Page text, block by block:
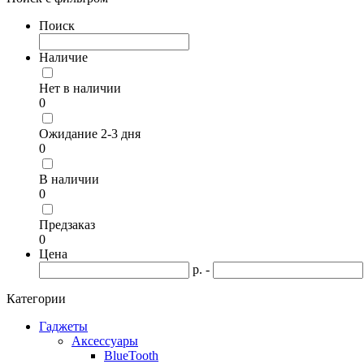
Поиск
Наличие
Нет в наличии
0
Ожидание 2-3 дня
0
В наличии
0
Предзаказ
0
Цена
р. -
Категории
Гаджеты
Аксессуары
BlueTooth